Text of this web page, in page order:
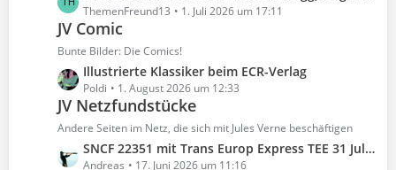
r
ä
g
e
e
B
e
i
t
r
ä
g
e
e
z
e
B
e
i
t
ThemenFreund13 1. Juli 2026 um 17:11
JV Comic
Bunte Bilder: Die Comics!
L
e
z
e
Illustrierte Klassiker beim ECR-Verlag
Poldi 1. August 2026 um 12:33
JV Netzfundstücke
Andere Seiten im Netz, die sich mit Jules Verne beschäftigen
L
e
SNCF 22351 mit Trans Europ Express TEE 31 Jules Verne am 07.09.1987
Andreas 17. Juni 2026 um 11:16